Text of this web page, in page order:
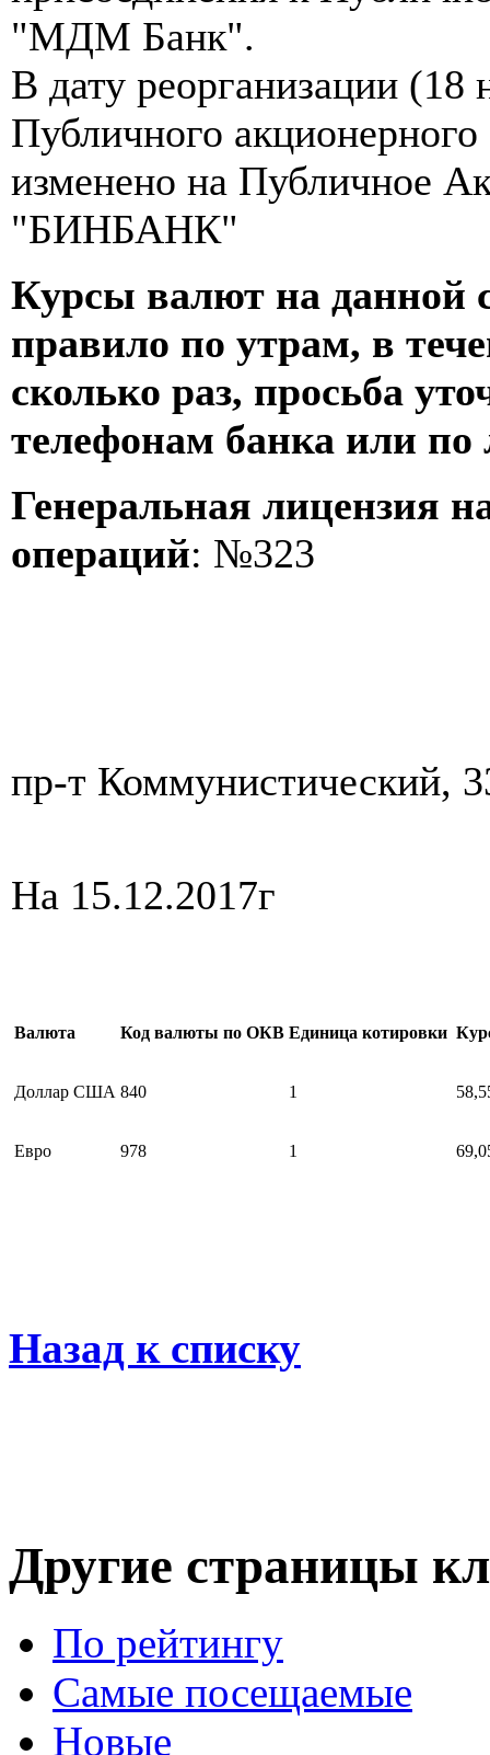
"МДМ Банк".
В дату реорганизации (18
Публичного
изменено на Публичное
"БИНБАНК"
Курсы валют на данной
правило по утрам, в
сколько раз, просьба
телефонам банка или по
Генеральная лицензия
операций: №323
пр-т Коммунистический,
На 15.12.2017г
Валюта Код валюты по ОКВ Единица котировки
Доллар США 840 1
Евро 978 1
Назад к списку
Другие страницы
По рейтингу
Самые посещаемые
Новые